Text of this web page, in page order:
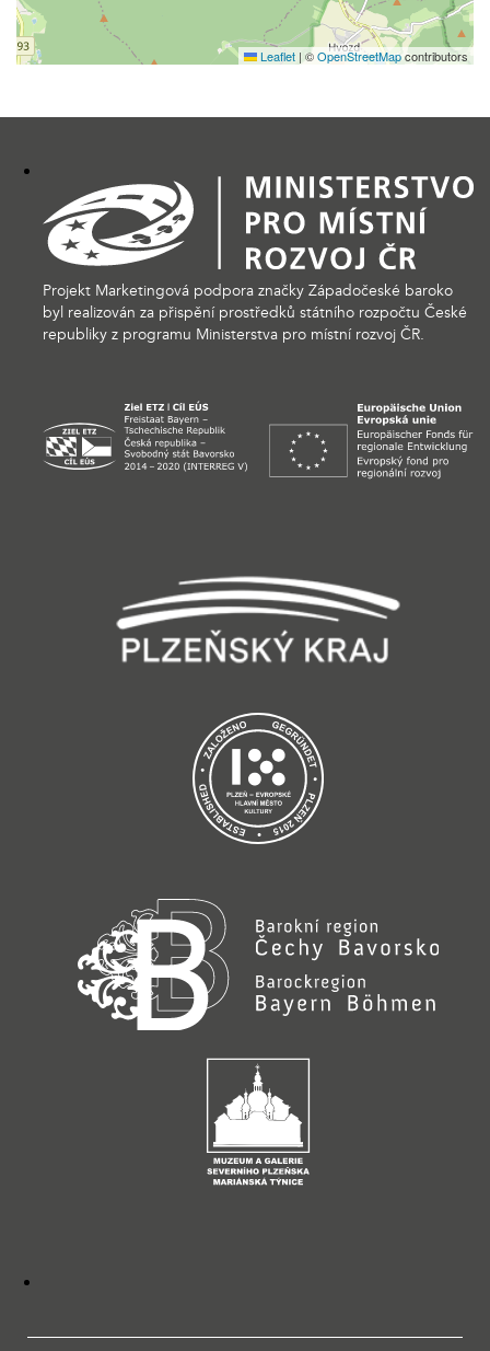
Leaflet | ©OpenStreetMapcontributors
Projekt Marketingová podpora značky Západočeské baroko
byl realizován za přispění prostředků státního rozpočtu České
republiky z programu Ministerstva pro místní rozvoj ČR.